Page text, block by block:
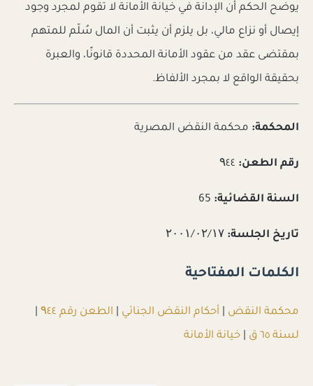
يوضح الحكم أن الإدانة في خيانة الأمانة لا تقوم لمجرد وجود
إيصال أو نزاع مالي، بل يلزم أن يثبت أن المال سُلّم للمتهم
بمقتضى عقد من عقود الأمانة المحددة قانونًا، والعبرة
بحقيقة الواقع لا بمجرد الألفاظ.
المحكمة: محكمة النقض المصرية
رقم الطعن:
السنة القضائية:
تاريخ الجلسة:
الكلمات المفتاحية
محكمة النقض أحكام النقض الجنائي الطعن رقم ۹٤٤
لسنة ٦٥ ق
خيانة الأمانة